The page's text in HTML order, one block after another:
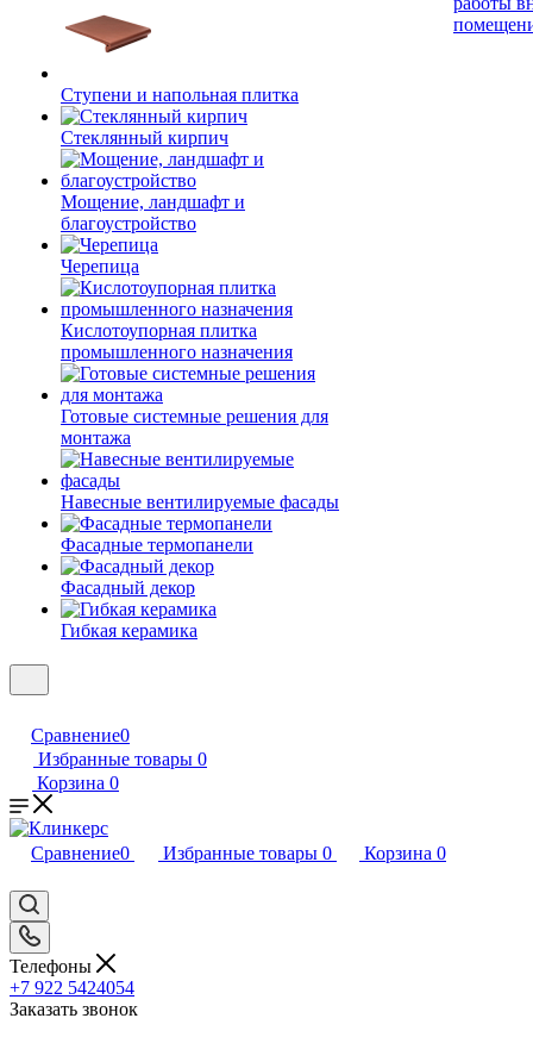
Ступени и напольная плитка
Cтеклянный кирпич
Мощение, ландшафт и
благоустройство
Черепица
Кислотоупорная плитка
промышленного назначения
Готовые системные решения для
монтажа
Навесные вентилируемые фасады
Фасадные термопанели
Фасадный декор
Гибкая керамика
Сравнение0
Избранные товары 0
Корзина 0
Сравнение0 Избранные товары 0 Корзина 0
Телефоны
+7 922 5424054
Заказать звонок